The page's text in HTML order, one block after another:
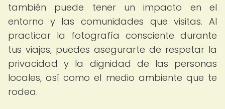
también puede tener un impacto en el
entorno y las comunidades que visitas. Al
practicar la fotografía consciente durante
tus viajes, puedes asegurarte de respetar la
privacidad y la dignidad de las personas
locales, así como el medio ambiente que te
rodea.